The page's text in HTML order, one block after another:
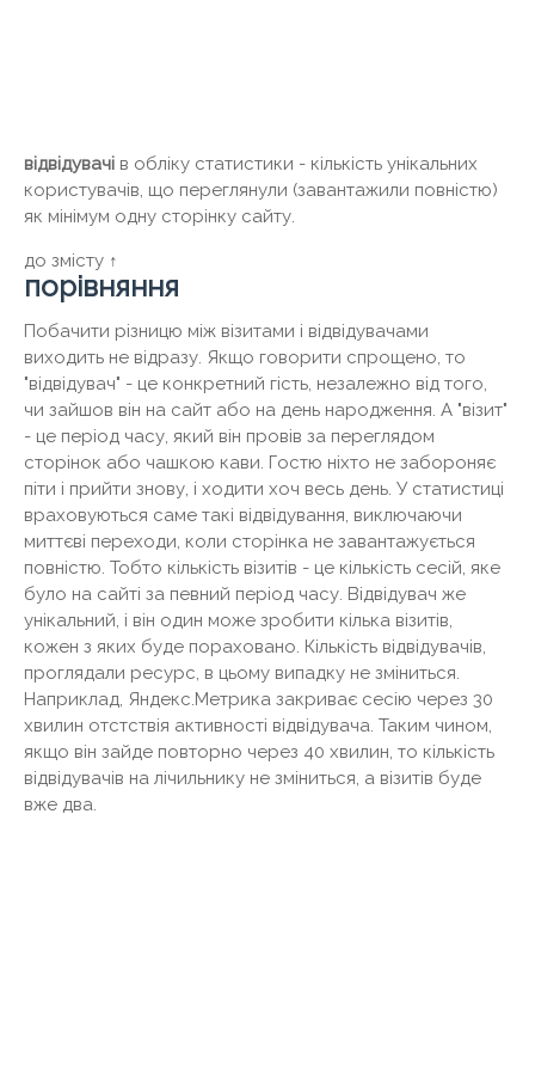
відвідувачі в обліку статистики - кількість унікальних
користувачів, що переглянули (завантажили повністю)
як мінімум одну сторінку сайту.
до змісту ↑
порівняння
Побачити різницю між візитами і відвідувачами
виходить не відразу. Якщо говорити спрощено, то
"відвідувач" - це конкретний гість, незалежно від того,
чи зайшов він на сайт або на день народження. А "візит"
- це період часу, який він провів за переглядом
сторінок або чашкою кави. Гостю ніхто не забороняє
піти і прийти знову, і ходити хоч весь день. У статистиці
враховуються саме такі відвідування, виключаючи
миттєві переходи, коли сторінка не завантажується
повністю. Тобто кількість візитів - це кількість сесій, яке
було на сайті за певний період часу. Відвідувач же
унікальний, і він один може зробити кілька візитів,
кожен з яких буде пораховано. Кількість відвідувачів,
проглядали ресурс, в цьому випадку не зміниться.
Наприклад, Яндекс.Метрика закриває сесію через 30
хвилин отстствія активності відвідувача. Таким чином,
якщо він зайде повторно через 40 хвилин, то кількість
відвідувачів на лічильнику не зміниться, а візитів буде
вже два.